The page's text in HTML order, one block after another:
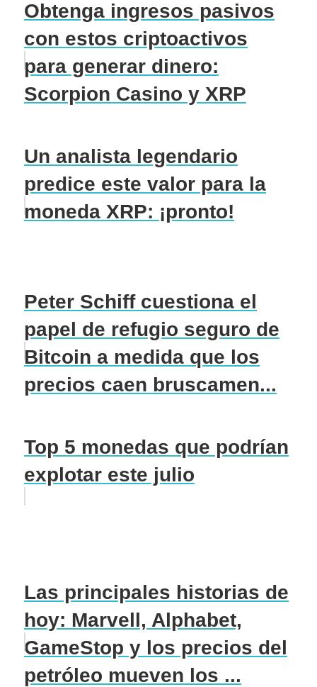
Obtenga ingresos pasivos
con estos criptoactivos
para generar dinero:
Scorpion Casino y XRP
Un analista legendario
predice este valor para la
moneda XRP: ¡pronto!
Peter Schiff cuestiona el
papel de refugio seguro de
Bitcoin a medida que los
precios caen bruscamen...
Top 5 monedas que podrían
explotar este julio
Las principales historias de
hoy: Marvell, Alphabet,
GameStop y los precios del
petróleo mueven los ...